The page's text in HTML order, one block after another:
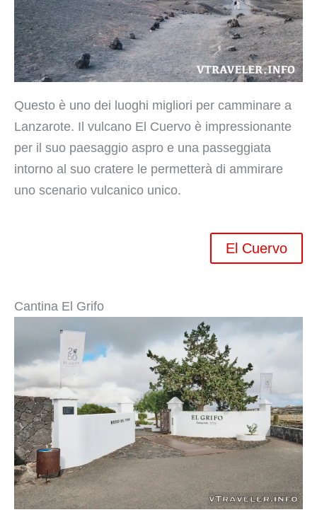
Questo è uno dei luoghi migliori per camminare a
Lanzarote. Il vulcano El Cuervo è impressionante
per il suo paesaggio aspro e una passeggiata
intorno al suo cratere le permetterà di ammirare
uno scenario vulcanico unico.
El Cuervo
Cantina El Grifo